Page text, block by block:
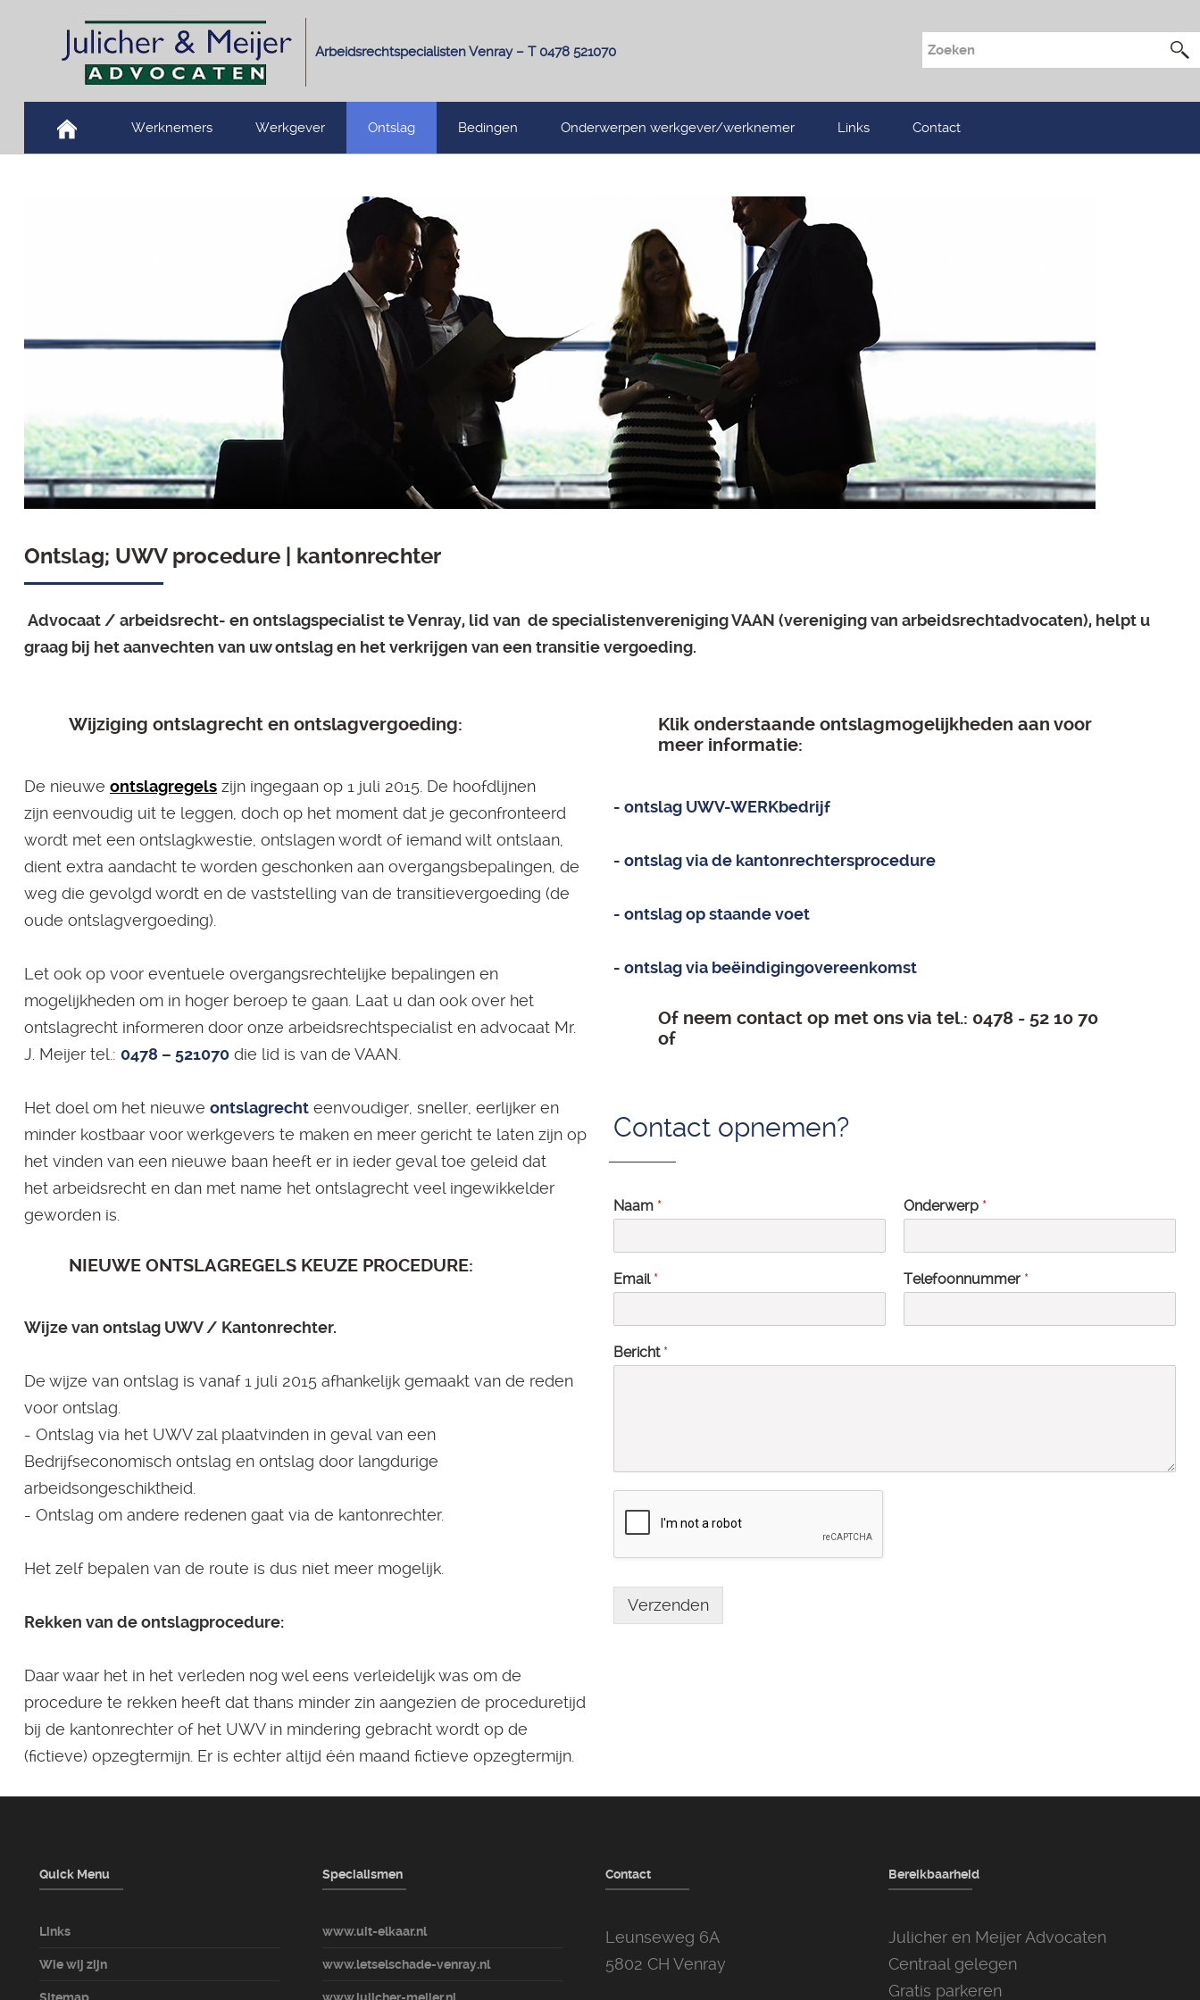
Arbeidsrechtspecialisten Venray – T 0478 521070
Werknemers Werkgever Ontslag Bedingen Onderwerpen werkgever/werknemer Links Contact
Ontslag; UWV procedure | kantonrechter
Advocaat / arbeidsrecht- en ontslagspecialist te Venray, lid van de specialistenvereniging VAAN (vereniging van arbeidsrechtadvocaten), helpt u
graag bij het aanvechten van uw ontslag en het verkrijgen van een transitie vergoeding.
Wijziging ontslagrecht en ontslagvergoeding:
De nieuwe ontslagregels zijn ingegaan op 1 juli 2015. De hoofdlijnen
zijn eenvoudig uit te leggen, doch op het moment dat je geconfronteerd
wordt met een ontslagkwestie, ontslagen wordt of iemand wilt ontslaan,
dient extra aandacht te worden geschonken aan overgangsbepalingen, de
weg die gevolgd wordt en de vaststelling van de transitievergoeding (de
oude ontslagvergoeding).
Let ook op voor eventuele overgangsrechtelijke bepalingen en
mogelijkheden om in hoger beroep te gaan. Laat u dan ook over het
ontslagrecht informeren door onze arbeidsrechtspecialist en advocaat Mr.
J. Meijer tel.: 0478 – 521070 die lid is van de VAAN.
Het doel om het nieuwe ontslagrecht eenvoudiger, sneller, eerlijker en
minder kostbaar voor werkgevers te maken en meer gericht te laten zijn op
het vinden van een nieuwe baan heeft er in ieder geval toe geleid dat
het arbeidsrecht en dan met name het ontslagrecht veel ingewikkelder
geworden is.
NIEUWE ONTSLAGREGELS KEUZE PROCEDURE:
Wijze van ontslag UWV / Kantonrechter.
De wijze van ontslag is vanaf 1 juli 2015 afhankelijk gemaakt van de reden
voor ontslag.
- Ontslag via het UWV zal plaatvinden in geval van een
Bedrijfseconomisch ontslag en ontslag door langdurige
arbeidsongeschiktheid.
- Ontslag om andere redenen gaat via de kantonrechter.
Het zelf bepalen van de route is dus niet meer mogelijk.
Rekken van de ontslagprocedure:
Daar waar het in het verleden nog wel eens verleidelijk was om de
procedure te rekken heeft dat thans minder zin aangezien de proceduretijd
bij de kantonrechter of het UWV in mindering gebracht wordt op de
(fictieve) opzegtermijn. Er is echter altijd één maand fictieve opzegtermijn.
Klik onderstaande ontslagmogelijkheden aan voor
meer informatie:
- ontslag UWV-WERKbedrijf
- ontslag via de kantonrechtersprocedure
- ontslag op staande voet
- ontslag via beëindigingovereenkomst
Of neem contact op met ons via tel.: 0478 - 52 10 70
of
Contact opnemen?
Naam * Onderwerp *
Email * Telefoonnummer *
Bericht *
Verzenden
Quick Menu
Links
Wie wij zijn
Specialismen
www.uit-elkaar.nl
www.letselschade-venray.nl
Contact
Leunseweg 6A
5802 CH Venray
Bereikbaarheid
Julicher en Meijer Advocaten
Centraal gelegen
Gratis parkeren